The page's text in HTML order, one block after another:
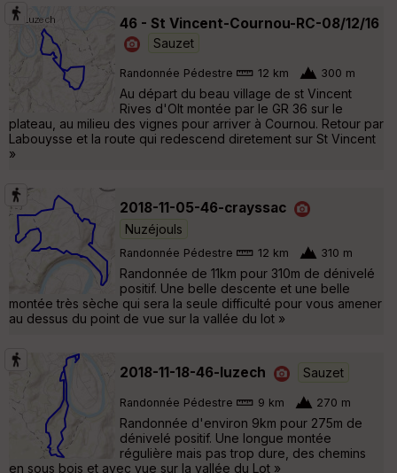
46 - St Vincent-Cournou-RC-08/12/16
Sauzet
Randonnée Pédestre 12 km 300 m
Au départ du beau village de st Vincent
Rives d'Olt montée par le GR 36 sur le
plateau, au milieu des vignes pour arriver à Cournou. Retour par
Labouysse et la route qui redescend diretement sur St Vincent
»
2018-11-05-46-crayssac
Nuzéjouls
Randonnée Pédestre 12 km 310 m
Randonnée de 11km pour 310m de dénivelé
positif. Une belle descente et une belle
montée très sèche qui sera la seule difficulté pour vous amener
au dessus du point de vue sur la vallée du lot »
2018-11-18-46-luzech Sauzet
Randonnée Pédestre 9 km 270 m
Randonnée d'environ 9km pour 275m de
dénivelé positif. Une longue montée
régulière mais pas trop dure, des chemins
en sous bois et avec vue sur la vallée du Lot »